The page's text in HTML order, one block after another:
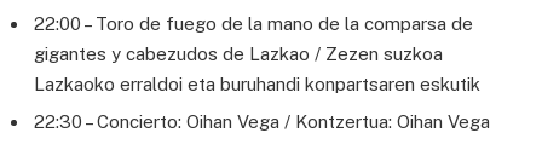
22:00 – Toro de fuego de la mano de la comparsa de
gigantes y cabezudos de Lazkao / Zezen suzkoa
Lazkaoko erraldoi eta buruhandi konpartsaren eskutik
22:30 – Concierto: Oihan Vega / Kontzertua: Oihan Vega